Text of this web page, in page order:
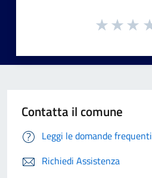
Contatta il comune
Leggi le domande frequenti
Richiedi Assistenza